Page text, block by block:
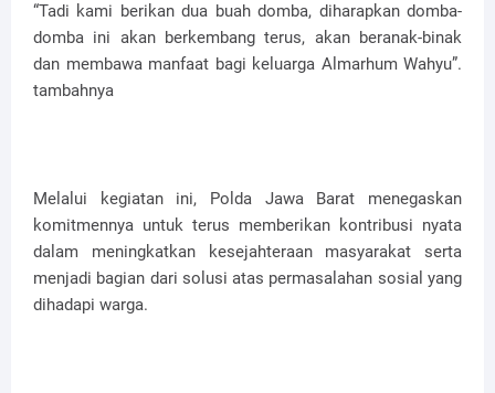
“Tadi kami berikan dua buah domba, diharapkan domba-
domba ini akan berkembang terus, akan beranak-binak
dan membawa manfaat bagi keluarga Almarhum Wahyu”.
tambahnya
Melalui kegiatan ini, Polda Jawa Barat menegaskan
komitmennya untuk terus memberikan kontribusi nyata
dalam meningkatkan kesejahteraan masyarakat serta
menjadi bagian dari solusi atas permasalahan sosial yang
dihadapi warga.